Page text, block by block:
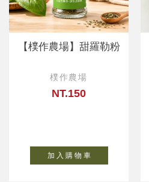
【樸作農場】甜羅勒粉
樸作農場
NT.150
加 入 購 物 車